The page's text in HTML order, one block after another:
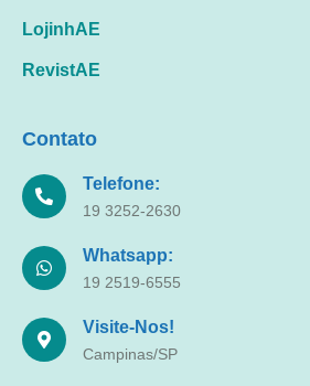
LojinhAE
RevistAE
Contato
Telefone:
19 3252-2630
Whatsapp:
19 2519-6555
Visite-Nos!
Campinas/SP